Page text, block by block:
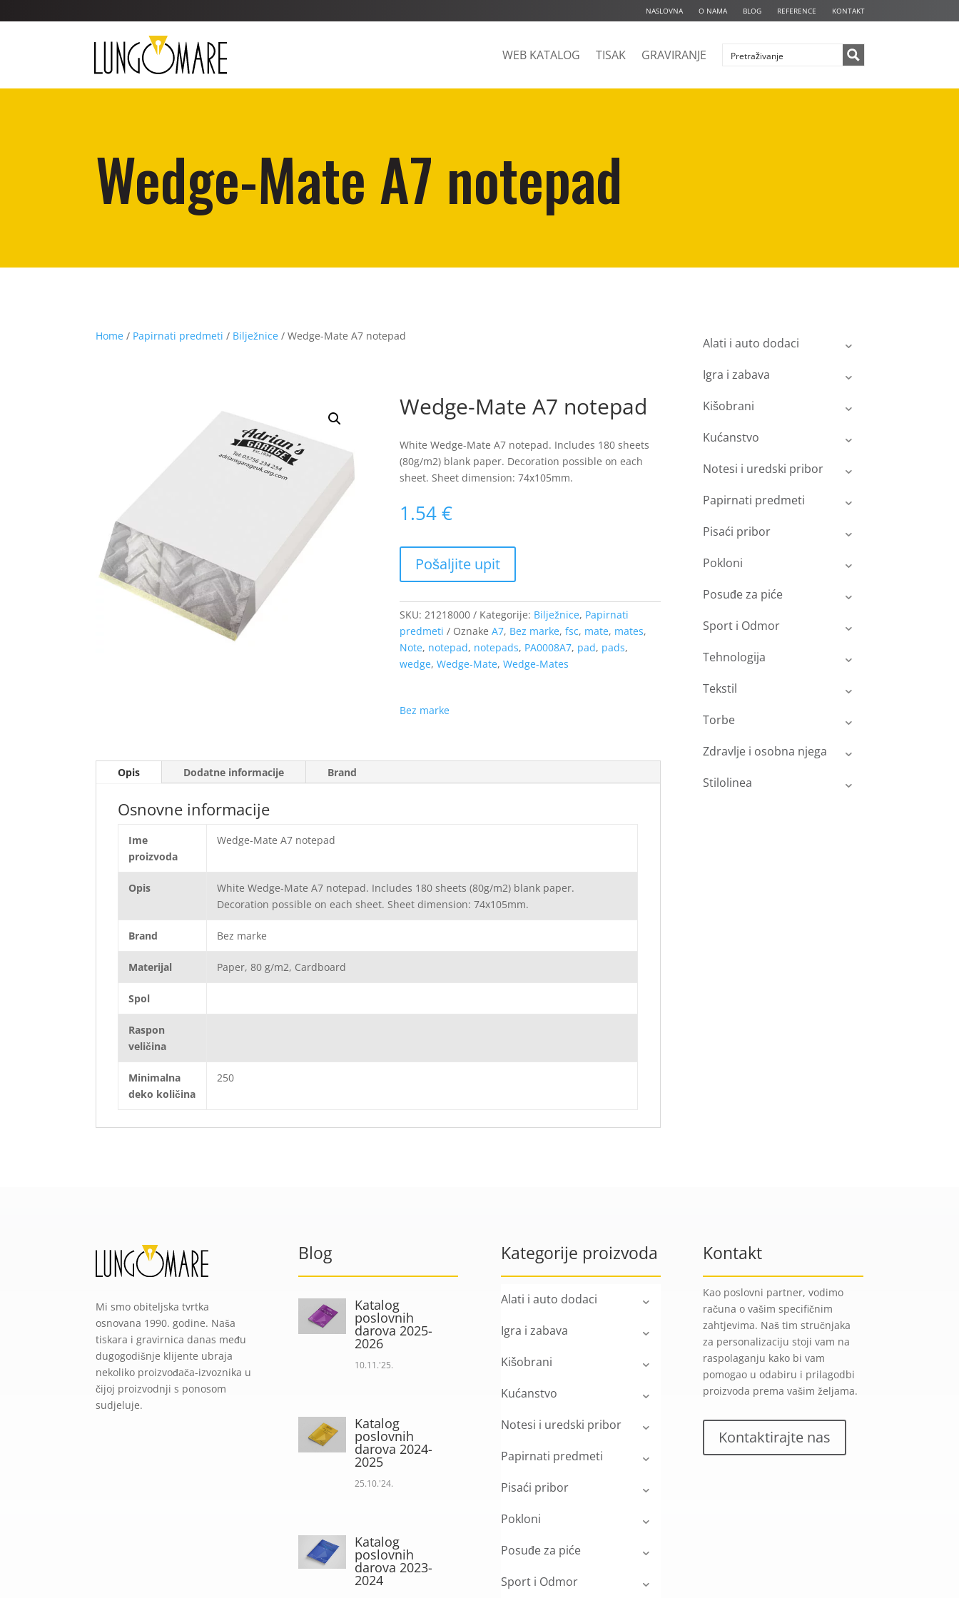
NASLOVNA O NAMA BLOG REFERENCE KONTAKT
WEB KATALOG TISAK GRAVIRANJE
Wedge-Mate A7 notepad
Home / Papirnati predmeti / Bilježnice / Wedge-Mate A7 notepad
Wedge-Mate A7 notepad
White Wedge-Mate A7 notepad. Includes 180 sheets
(80g/m2) blank paper. Decoration possible on each
sheet. Sheet dimension: 74x105mm.
1.54€
SKU: 21218000 Kategorije: Bilježnice, Papirnati
predmeti
Oznake A7, Bez marke, fsc, mate, mates,
Note, notepad, notepads, PA0008A7, pad, pads,
wedge, Wedge-Mate, Wedge-Mates
Bez marke
Opis Dodatne informacije Brand
Osnovne informacije
Ime
proizvoda
Wedge-Mate A7 notepad
Opis
White Wedge-Mate A7 notepad. Includes 180 sheets (80g/m2) blank paper.
Decoration possible on each sheet. Sheet dimension: 74x105mm.
Brand Bez marke
Materijal Paper, 80 g/m2, Cardboard
Spol
Raspon
veličina
Minimalna
deko količina
250
Alati i auto dodaci
Igra i zabava
Kišobrani
Kućanstvo
Notesi i uredski pribor
Papirnati predmeti
Pisaći pribor
Pokloni
Posuđe za piće
Sport i Odmor
Tehnologija
Tekstil
Torbe
Zdravlje i osobna njega
Stilolinea
Mi smo obiteljska tvrtka
osnovana 1990. godine. Naša
tiskara i gravirnica danas među
dugogodišnje klijente ubraja
nekoliko proizvođača-izvoznika u
čijoj proizvodnji s ponosom
sudjeluje.
Blog
Katalog
poslovnih
darova 2025-
2026
10.11.'25.
Katalog
poslovnih
darova 2024-
2025
25.10.'24.
Katalog
poslovnih
darova 2023-
2024
Kategorije proizvoda
Alati i auto dodaci
Igra i zabava
Kišobrani
Kućanstvo
Notesi i uredski pribor
Papirnati predmeti
Pisaći pribor
Pokloni
Posuđe za piće
Sport i Odmor
Kontakt
Kao poslovni partner, vodimo
računa o vašim specifičnim
zahtjevima. Naš tim stručnjaka
za personalizaciju stoji vam na
raspolaganju kako bi vam
pomogao u odabiru i prilagodbi
proizvoda prema vašim željama.
Kontaktirajte nas